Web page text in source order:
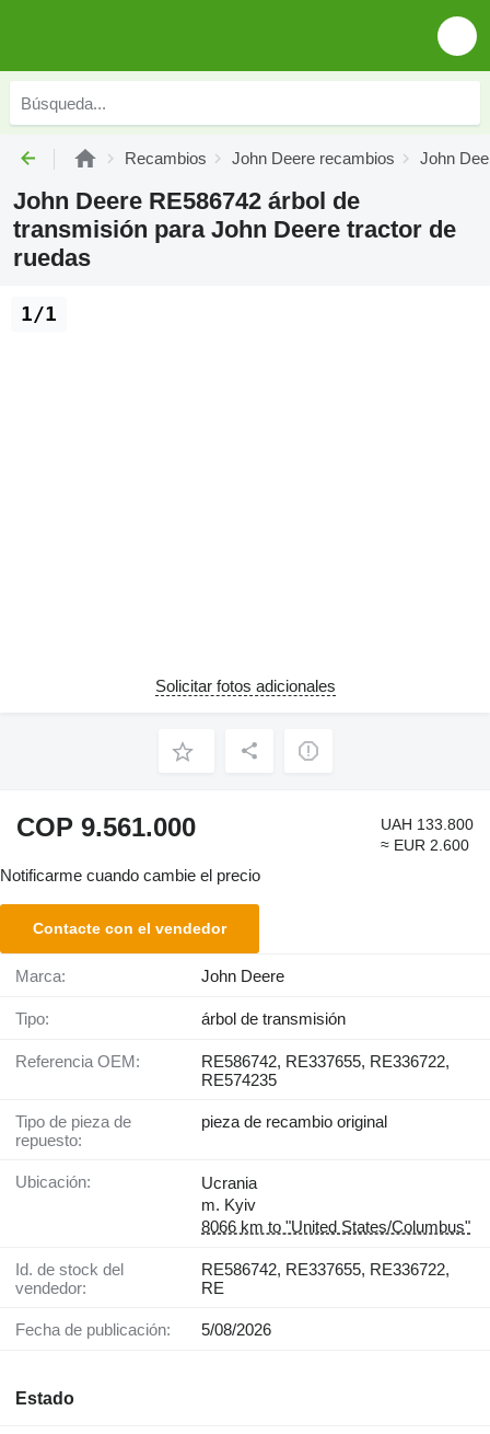
Recambios John Deere recambios John
John Deere RE586742 árbol de
transmisión para John Deere tractor de
ruedas
1/1
Solicitar fotos adicionales
COP 9.561.000
UAH 133.800
≈ EUR 2.600
Notificarme cuando cambie el precio
Contacte con el vendedor
Marca: John Deere
Tipo: árbol de transmisión
Referencia OEM:
RE586742, RE337655, RE336722,
RE574235
Tipo de pieza de
repuesto:
pieza de recambio original
Ubicación:
Ucrania
m. Kyiv
8066 km to "United States/Columbus"
Id. de stock del
vendedor:
RE586742, RE337655, RE336722,
RE
Fecha de publicación: 5/08/2026
Estado